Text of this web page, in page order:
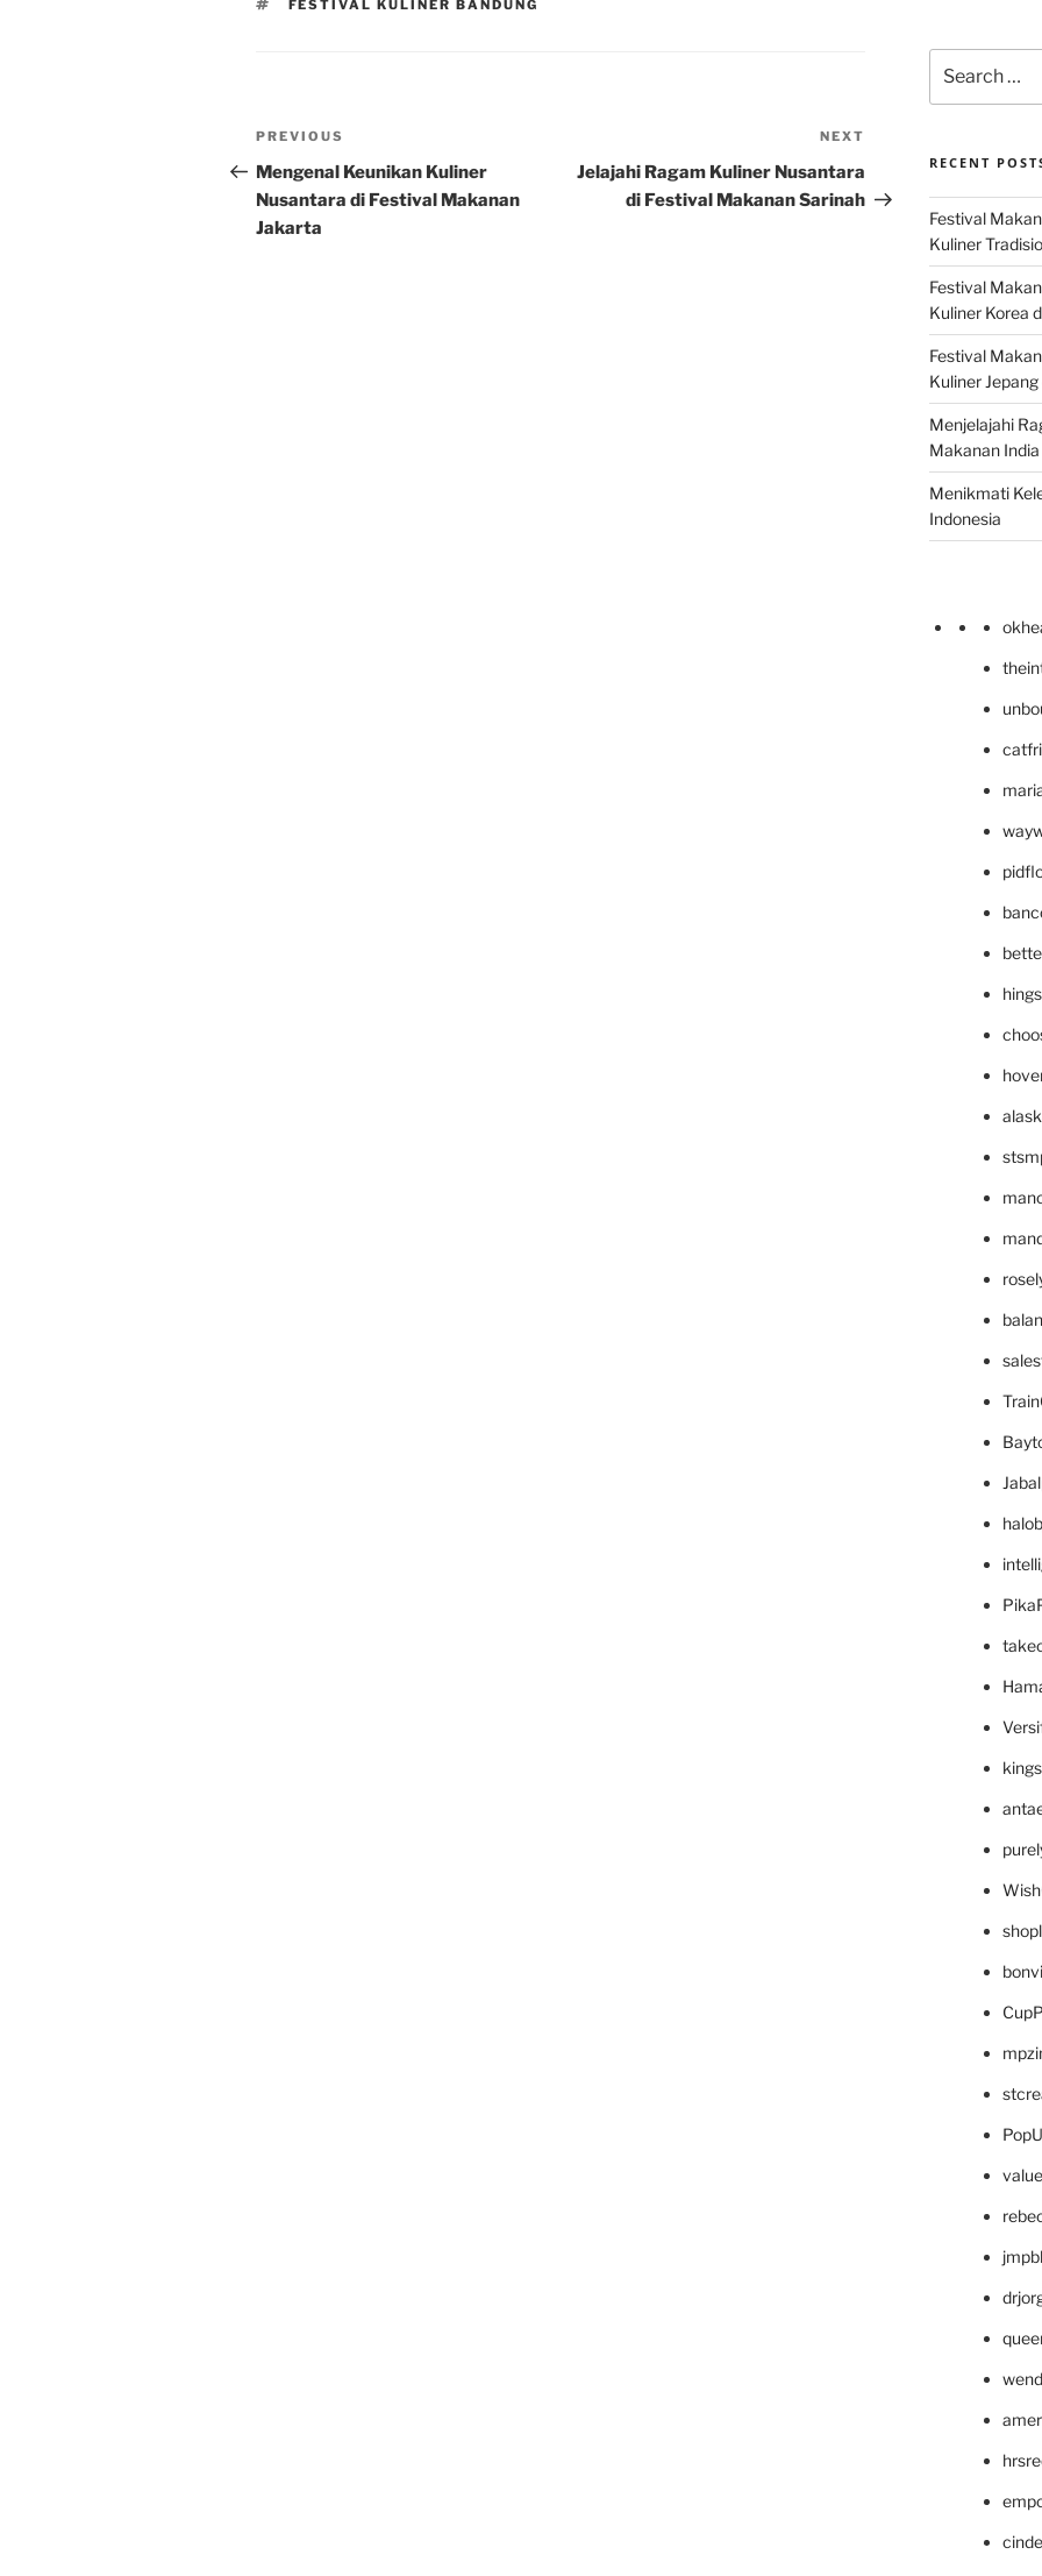
TAGS
FESTIVAL KULINER BANDUNG
Post
navigation
Previous
Post
PREVIOUS
Mengenal Keunikan Kuliner
Nusantara di Festival Makanan
Jakarta
NEXT
Jelajahi Ragam Kuliner Nusantara
di Festival Makanan Sarinah
for:
RECENT
Festival
Kuliner
Festival
Kuliner Korea
Festival
Kuliner
Menjelajahi
Makanan
Menikmati
Indonesia